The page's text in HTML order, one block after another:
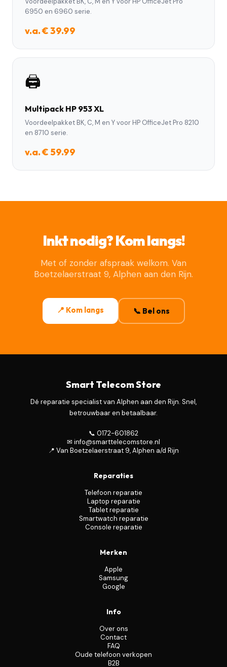
6950 en 6960 serie.
v.a. € 39.99
🖨️
Multipack HP 953 XL
Voordeelpakket BK, C, M en Y voor HP OfficeJet Pro 8210
en 8710 serie.
v.a. € 59.99
Inkt nodig? Kom langs!
Met of zonder afspraak welkom. Van
Boetzelaerstraat 9, Alphen aan den Rijn.
📍 Kom langs 📞 Bel ons
Smart Telecom Store
Dé reparatie specialist van Alphen aan den Rijn. Snel,
betrouwbaar en betaalbaar.
📞 0172-601862
✉ info@smarttelecomstore.nl
📍 Van Boetzelaerstraat 9, Alphen a/d Rijn
Reparaties
Telefoon reparatie
Laptop reparatie
Tablet reparatie
Smartwatch reparatie
Console reparatie
Merken
Apple
Samsung
Google
Info
Over ons
Contact
FAQ
Oude telefoon verkopen
B2B